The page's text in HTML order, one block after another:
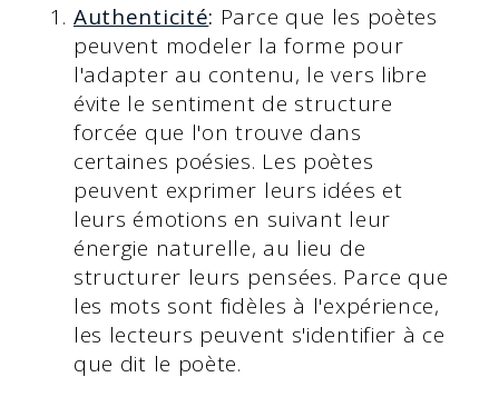
Authenticité: Parce que les poètes
peuvent modeler la forme pour
l'adapter au contenu, le vers libre
évite le sentiment de structure
forcée que l'on trouve dans
certaines poésies. Les poètes
peuvent exprimer leurs idées et
leurs émotions en suivant leur
énergie naturelle, au lieu de
structurer leurs pensées. Parce que
les mots sont fidèles à l'expérience,
les lecteurs peuvent s'identifier à ce
que dit le poète.